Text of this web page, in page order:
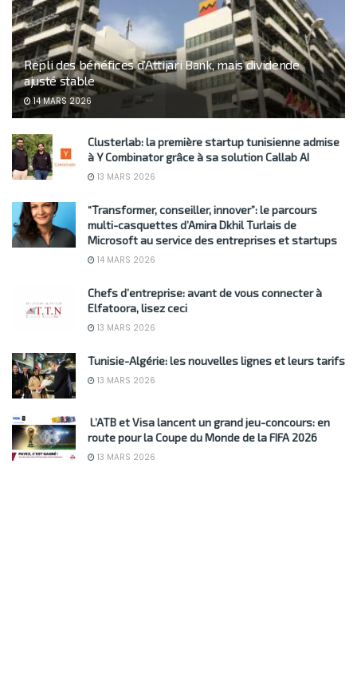
Repli des bénéfices d’Attijari Bank, mais dividende
ajusté stable
14 MARS 2026
Clusterlab: la première startup tunisienne admise
à Y Combinator grâce à sa solution Callab AI
13 MARS 2026
“Transformer, conseiller, innover”: le parcours
multi-casquettes d’Amira Dkhil Turlais de
Microsoft au service des entreprises et startups
14 MARS 2026
Chefs d’entreprise: avant de vous connecter à
Elfatoora, lisez ceci
13 MARS 2026
Tunisie-Algérie: les nouvelles lignes et leurs tarifs
13 MARS 2026
L’ATB et Visa lancent un grand jeu-concours: en
route pour la Coupe du Monde de la FIFA 2026
13 MARS 2026